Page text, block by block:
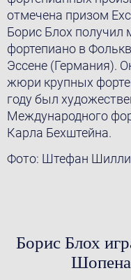
отмечена призом
Борис Блох получил
фортепиано в
Эссене (Германия).
жюри крупных
году был
Международного
Карла Бехштейна.
Фото: Штефан
Борис Блох
Шопена